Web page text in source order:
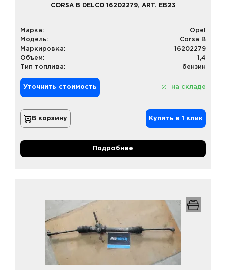
CORSA B DELCO 16202279, ART. EB23
Марка:
Opel
Модель:
Corsa B
Маркировка:
16202279
Объем:
1,4
Тип топлива:
бензин
Уточнить стоимость на складе
В корзину Купить в 1 клик
Подробнее